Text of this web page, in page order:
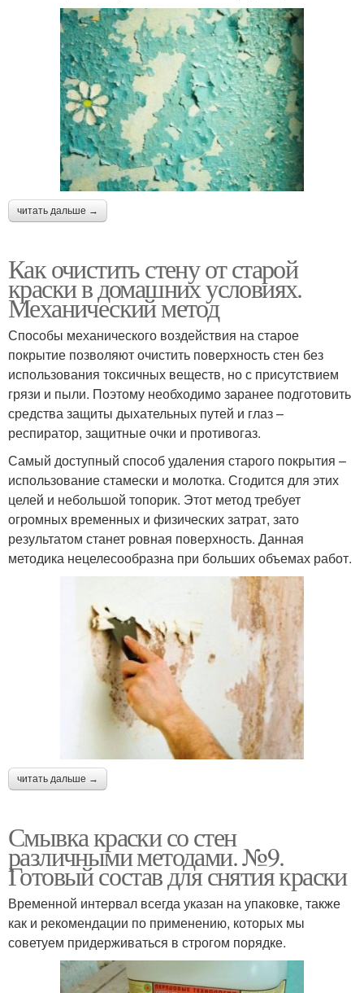
читать дальше →
Как очистить стену от старой
краски в домашних условиях.
Механический метод
Способы механического воздействия на старое
покрытие позволяют очистить поверхность стен без
использования токсичных веществ, но с присутствием
грязи и пыли. Поэтому необходимо заранее подготовить
средства защиты дыхательных путей и глаз –
респиратор, защитные очки и противогаз.
Самый доступный способ удаления старого покрытия –
использование стамески и молотка. Сгодится для этих
целей и небольшой топорик. Этот метод требует
огромных временных и физических затрат, зато
результатом станет ровная поверхность. Данная
методика нецелесообразна при больших объемах работ.
читать дальше →
Смывка краски со стен
различными методами. №9.
Готовый состав для снятия краски
Временной интервал всегда указан на упаковке, также
как и рекомендации по применению, которых мы
советуем придерживаться в строгом порядке.